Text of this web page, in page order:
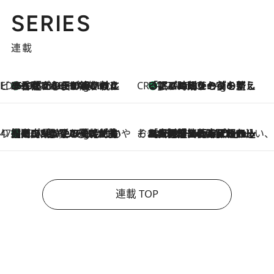
SERIES
連載
ビューティいいもの集め EDITORS' BEST
17 Minutes Ago
35℃超えの日の夜、枕にひと吹き！ BAUMのルームスプレーが、ひのきの香りで心まで解きほぐす CREA'S CHOICE
17 Minutes Ago
「眠る時刻をセットする」——眠りの前を整える、バルミューダの新しいアプローチ
47都道府県の手みやげ ひんやりスイーツで夏を満喫
17 Minutes Ago
【岡山県】この夏絶対食べたい 冷やしておいしいおやつ3選 フルーツが主役のプリンやアイスが勢揃い そおだよおこの関西おいしい、おやつ紀行
2026.8.9
［大阪府箕面市］一皿一皿目の前で仕上げられる、料理を巧みに組み込んだアシェットデセールコース「ミチル アシェット デセール（Michiru assiette dessert）」
連載 TOP